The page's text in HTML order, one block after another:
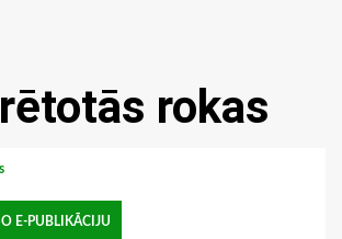
rokas
E-PUBLIKĀCIJU